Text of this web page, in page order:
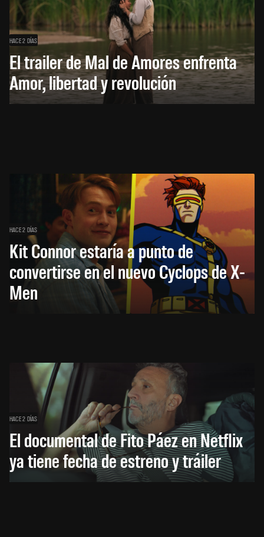
HACE 2 DÍAS
El trailer de Mal de Amores enfrenta
Amor, libertad y revolución
HACE 2 DÍAS
Kit Connor estaría a punto de
convertirse en el nuevo Cyclops de X-
Men
HACE 2 DÍAS
El documental de Fito Páez en Netflix
ya tiene fecha de estreno y tráiler